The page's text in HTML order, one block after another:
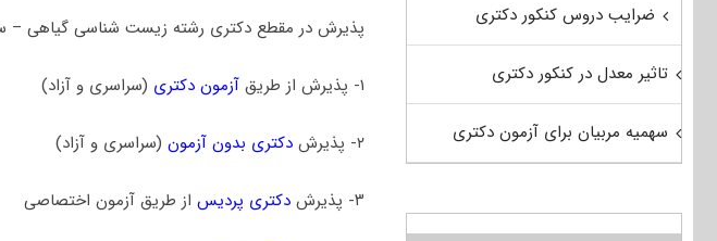
پذیرش در مقطع دکتری رشته زیست ‌شناسی گیاهی –
۱- پذیرش از طریق آزمون دکتری (سراسری و آزاد)
۲- پذیرش دکتری بدون آزمون(سراسری و آزاد)
۳- پذیرش دکتری پردیساز طریق آزمون اختصاصی
ضرایب دروس کنکور دکتری
تاثیر معدل در کنکور دکتری
سهمیه مربیان برای آزمون دکتری